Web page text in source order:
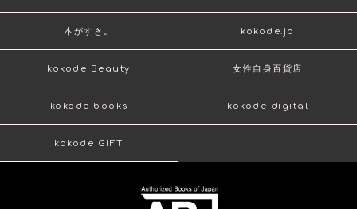
本がすき。 kokode.jp
kokode Beauty 女性自身百貨店
kokode books kokode digital
kokode GIFT